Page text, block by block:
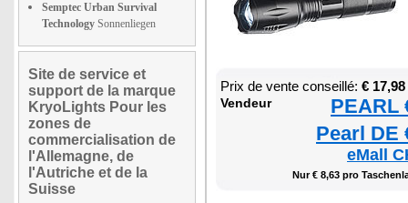
Semptec Urban Survival
Technology Sonnenliegen
Site de service et
support de la marque
KryoLights Pour les
zones de
commercialisation de
l'Allemagne, de
l'Autriche et de la
Suisse
Prix de vente conseillé: € 17,98
Ven­deur
PEARL
Pearl DE
eMall
Nur € 8,63 pro